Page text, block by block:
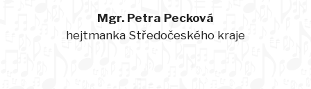
Mgr. Petra Pecková
hejtmanka Středočeského kraje